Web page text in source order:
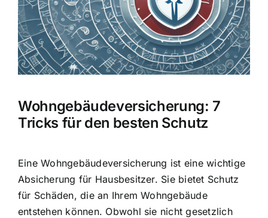
Hausratversicherung
Berufsunfähigkeitsversicherung
Hilfe und Kontakt
Wohngebäudeversicherung: 7
Tricks für den besten Schutz
Eine Wohngebäudeversicherung ist eine wichtige
Absicherung für Hausbesitzer. Sie bietet Schutz
für Schäden, die an Ihrem Wohngebäude
entstehen können. Obwohl sie nicht gesetzlich